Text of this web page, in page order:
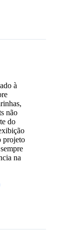
à
não
do
projeto
na